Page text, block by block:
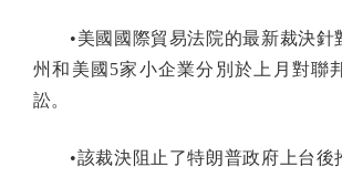
•美國國際貿易法院的最新裁決針
州和美國5家小企業分別於上月對聯
訟。
•該裁決阻止了特朗普政府上台後